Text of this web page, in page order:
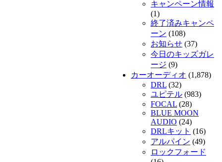
キャンペーン情報
(1)
終了済みキャンペ
ーン (108)
お知らせ (37)
今日のキッズガレ
ージ (9)
カーオーディオ (1,878)
DRL (32)
ユピテル (983)
FOCAL (28)
BLUE MOON
AUDIO (24)
DRLキット (16)
アルパイン (49)
ロックフォード